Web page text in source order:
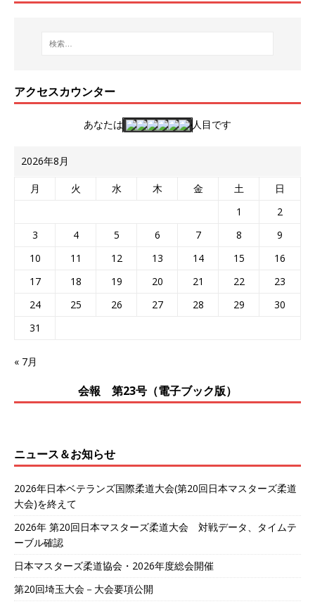
アクセスカウンター
あなたは 人目です
2026年8月
月 火 水 木 金 土
日
1
2
3
4 5 6 7 8
9
10
11 12 13 14 15
16
17
18 19 20 21 22
23
24
25 26 27 28 29
30
31
« 7月
会報 第23号（電子ブック版）
ニュース＆お知らせ
2026年日本ベテランズ国際柔道大会(第20回日本マスターズ柔道
大会)を終えて
2026年 第20回日本マスターズ柔道大会 対戦データ、タイムテ
ーブル確認
日本マスターズ柔道協会・2026年度総会開催
第20回埼玉大会－大会要項公開